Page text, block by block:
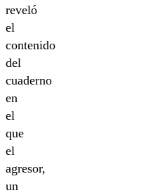
reveló
el
contenido
del
cuaderno
en
el
que
el
agresor,
un